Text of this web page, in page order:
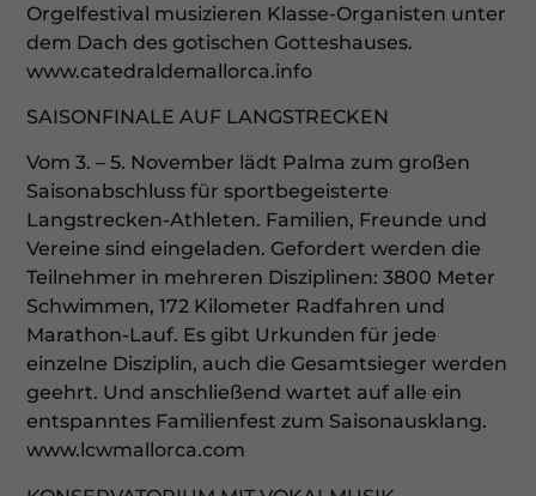
Orgelfestival musizieren Klasse-Organisten unter
dem Dach des gotischen Gotteshauses.
www.catedraldemallorca.info
SAISONFINALE AUF LANGSTRECKEN
Vom 3. – 5. November lädt Palma zum großen
Saisonabschluss für sportbegeisterte
Langstrecken-Athleten. Familien, Freunde und
Vereine sind eingeladen. Gefordert werden die
Teilnehmer in mehreren Disziplinen: 3800 Meter
Schwimmen, 172 Kilometer Radfahren und
Marathon-Lauf. Es gibt Urkunden für jede
einzelne Disziplin, auch die Gesamtsieger werden
geehrt. Und anschließend wartet auf alle ein
entspanntes Familienfest zum Saisonausklang.
www.lcwmallorca.com